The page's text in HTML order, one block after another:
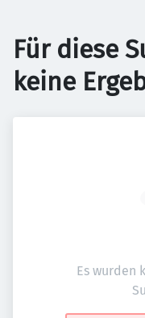
Für diese
keine
Es wurden